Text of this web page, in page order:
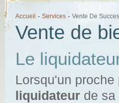
Accueil - Services - Vente De
Vente de
Le
Lorsqu'un
liquidateur de